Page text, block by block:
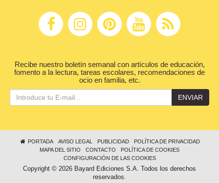
Recibe nuestro boletín semanal con artículos de educación,
fomento a la lectura, tareas escolares, recomendaciones de
ocio en familia, etc.
ENVIAR
PORTADA AVISO LEGAL PUBLICIDAD
POLÍTICA DE PRIVACIDAD
MAPA DEL SITIO
CONTACTO
POLÍTICA DE COOKIES
CONFIGURACIÓN DE LAS COOKIES
Copyright © 2026 Bayard Ediciones S.A. Todos los derechos
reservados.